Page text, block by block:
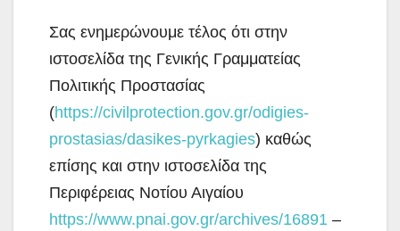
Σας ενημερώνουμε τέλος ότι στην
ιστοσελίδα της Γενικής Γραμματείας
Πολιτικής Προστασίας
(https://civilprotection.gov.gr/odigies-
prostasias/dasikes-pyrkagies) καθώς
επίσης και στην ιστοσελίδα της
Περιφέρειας Νοτίου Αιγαίου
https://www.pnai.gov.gr/archives/16891 –